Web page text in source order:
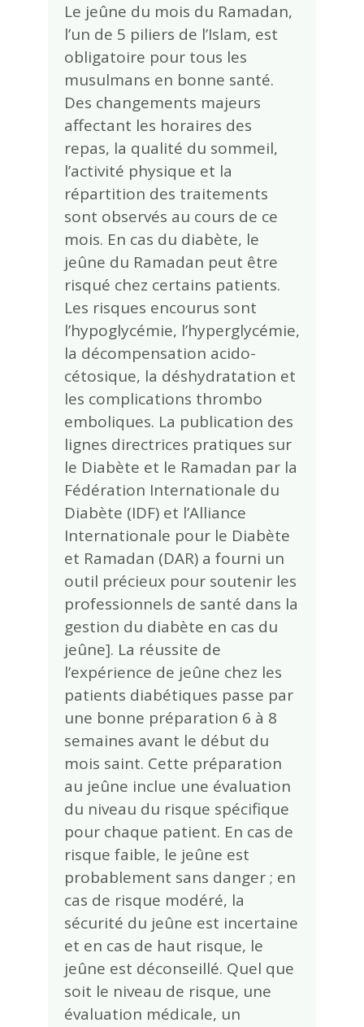
Le jeûne du mois du Ramadan,
l’un de 5 piliers de l’Islam, est
obligatoire pour tous les
musulmans en bonne santé.
Des changements majeurs
affectant les horaires des
repas, la qualité du sommeil,
l’activité physique et la
répartition des traitements
sont observés au cours de ce
mois. En cas du diabète, le
jeûne du Ramadan peut être
risqué chez certains patients.
Les risques encourus sont
l’hypoglycémie, l’hyperglycémie,
la décompensation acido-
cétosique, la déshydratation et
les complications thrombo
emboliques. La publication des
lignes directrices pratiques sur
le Diabète et le Ramadan par la
Fédération Internationale du
Diabète (IDF) et l’Alliance
Internationale pour le Diabète
et Ramadan (DAR) a fourni un
outil précieux pour soutenir les
professionnels de santé dans la
gestion du diabète en cas du
jeûne]. La réussite de
l’expérience de jeûne chez les
patients diabétiques passe par
une bonne préparation 6 à 8
semaines avant le début du
mois saint. Cette préparation
au jeûne inclue une évaluation
du niveau du risque spécifique
pour chaque patient. En cas de
risque faible, le jeûne est
probablement sans danger ; en
cas de risque modéré, la
sécurité du jeûne est incertaine
et en cas de haut risque, le
jeûne est déconseillé. Quel que
soit le niveau de risque, une
évaluation médicale, un